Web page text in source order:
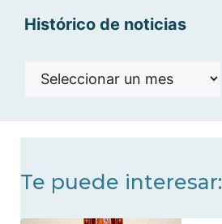
Histórico de noticias
Histórico
Te puede interesar: